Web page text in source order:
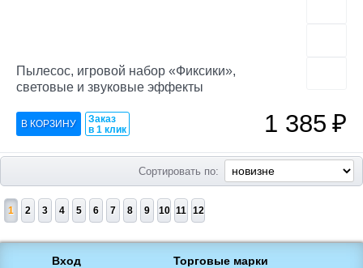
Пылесос, игровой набор «Фиксики»,
световые и звуковые эффекты
Заказ
в 1 клик
1 385₽
Сортировать по:
1 2 3 4 5 6 7 8 9 10 11 12
Вход
Торговые марки